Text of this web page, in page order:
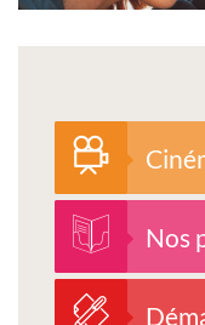
Nos